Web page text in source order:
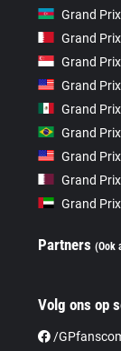
Grand
Grand
Grand
Grand
Grand
Grand
Grand
Grand
Grand
Partners(Ook
Volg ons op
/